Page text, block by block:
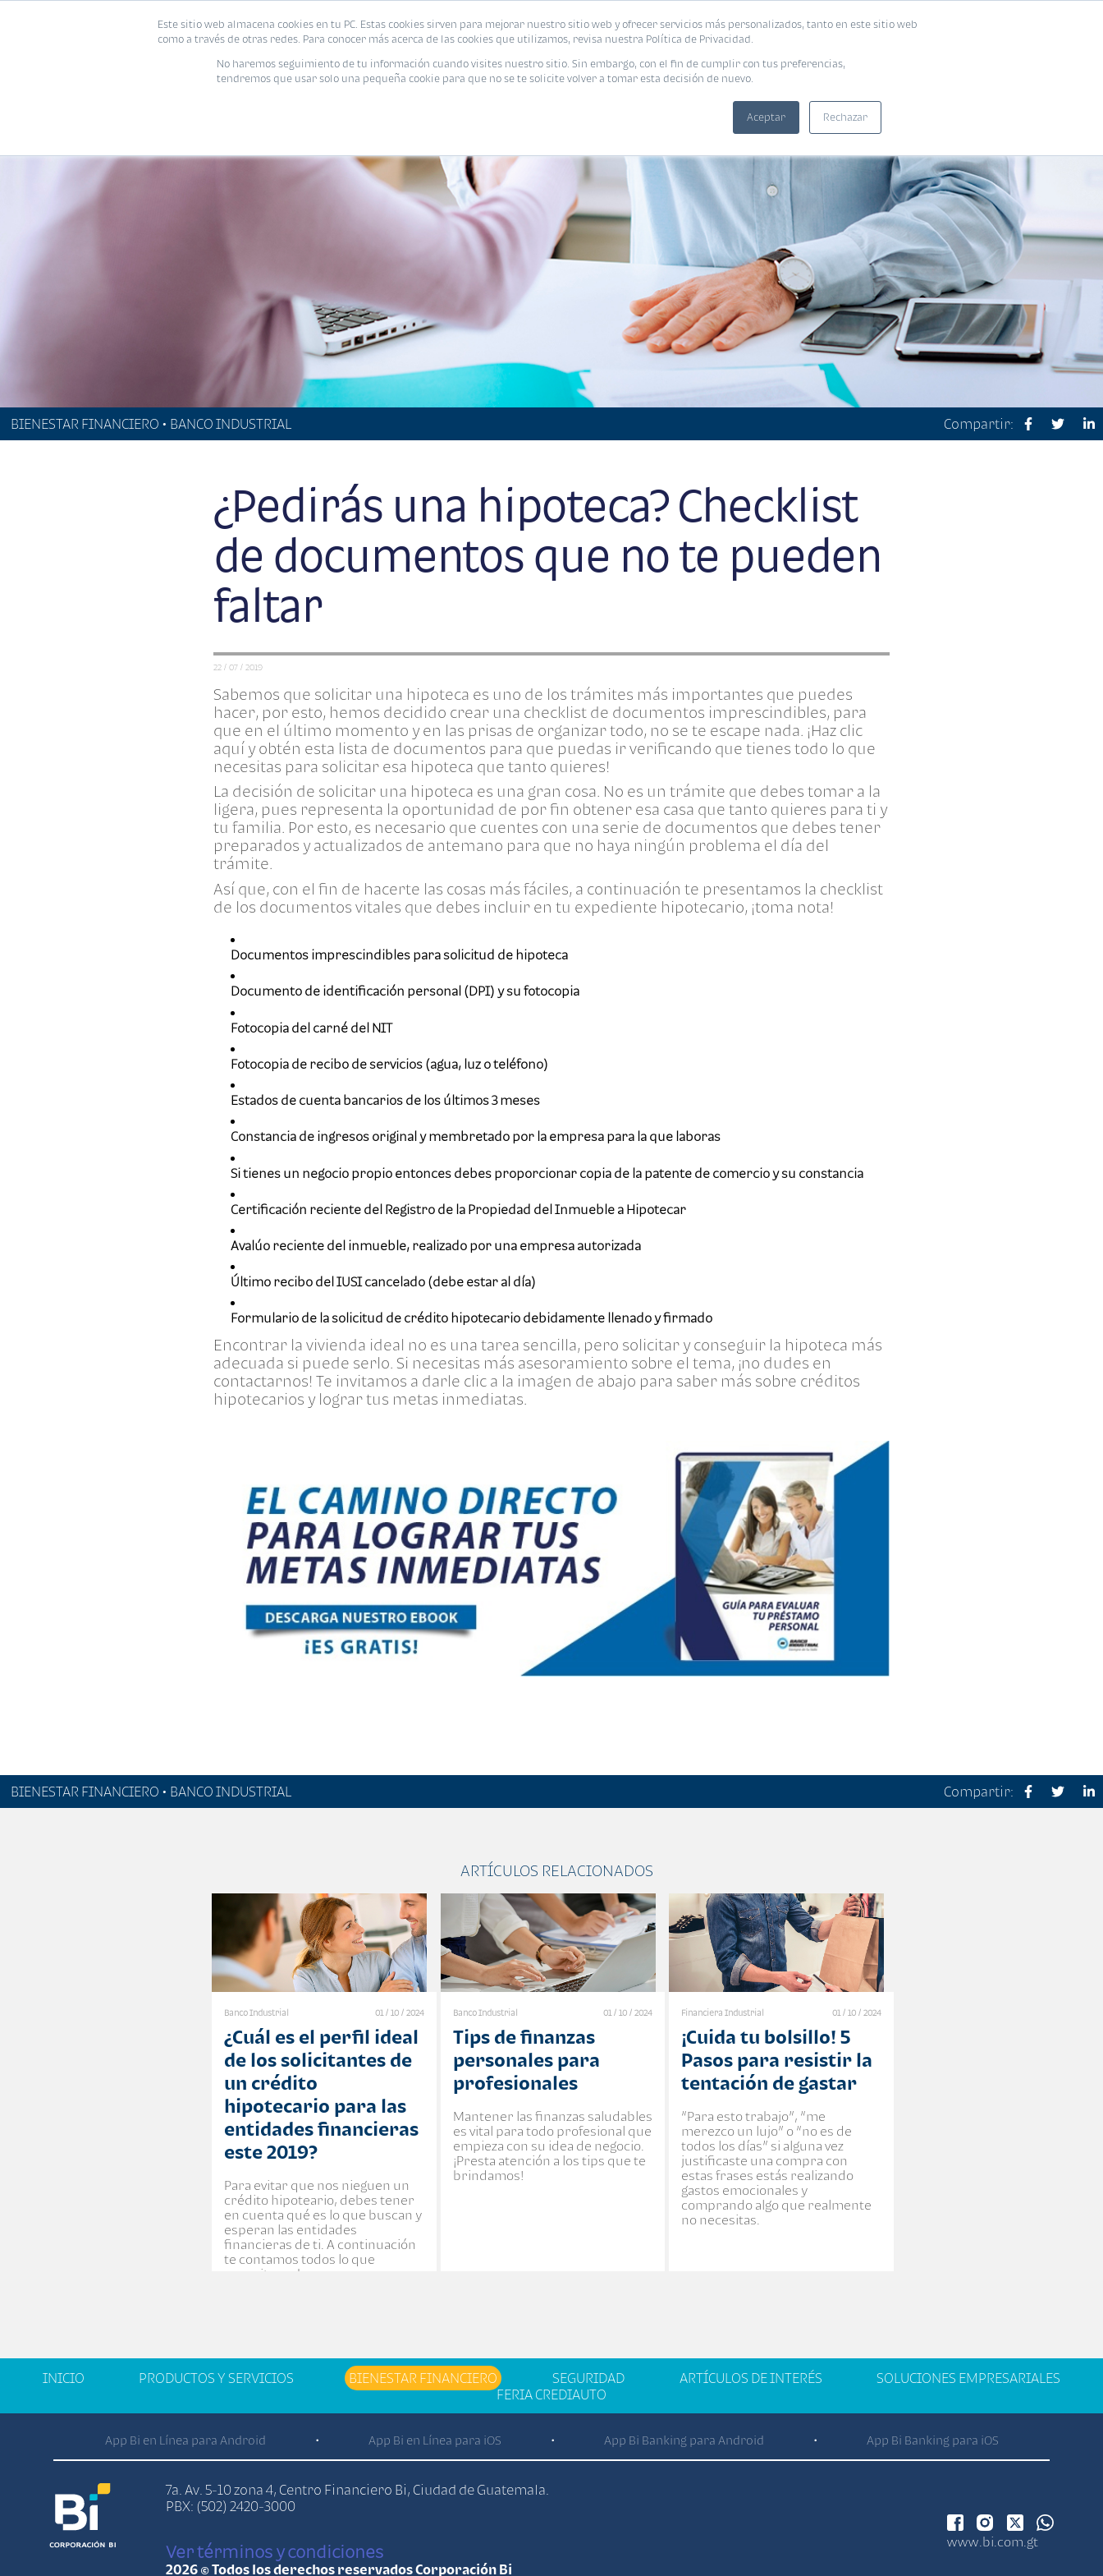
Este sitio web almacena cookies en tu PC. Estas cookies sirven para mejorar nuestro sitio web y ofrecer servicios más personalizados, tanto en este sitio web
como a través de otras redes. Para conocer más acerca de las cookies que utilizamos, revisa nuestra Política de Privacidad.
No haremos seguimiento de tu información cuando visites nuestro sitio. Sin embargo, con el fin de cumplir con tus preferencias,
tendremos que usar solo una pequeña cookie para que no se te solicite volver a tomar esta decisión de nuevo.
Aceptar Rechazar
PROMOCIONES CALCULADORAS EBOOKS
BIENESTAR FINANCIERO • BANCO INDUSTRIAL Compartir:
¿Pedirás una hipoteca? Checklist
de documentos que no te pueden
faltar
22 / 07 / 2019
Sabemos que solicitar una hipoteca es uno de los trámites más importantes que puedes
hacer, por esto, hemos decidido crear una checklist de documentos imprescindibles, para
que en el último momento y en las prisas de organizar todo, no se te escape nada. ¡Haz clic
aquí y obtén esta lista de documentos para que puedas ir verificando que tienes todo lo que
necesitas para solicitar esa hipoteca que tanto quieres!
La decisión de solicitar una hipoteca es una gran cosa. No es un trámite que debes tomar a la
ligera, pues representa la oportunidad de por fin obtener esa casa que tanto quieres para ti y
tu familia. Por esto, es necesario que cuentes con una serie de documentos que debes tener
preparados y actualizados de antemano para que no haya ningún problema el día del
trámite.
Así que, con el fin de hacerte las cosas más fáciles, a continuación te presentamos la checklist
de los documentos vitales que debes incluir en tu expediente hipotecario, ¡toma nota!
Documentos imprescindibles para solicitud de hipoteca
Documento de identificación personal (DPI) y su fotocopia
Fotocopia del carné del NIT
Fotocopia de recibo de servicios (agua, luz o teléfono)
Estados de cuenta bancarios de los últimos 3 meses
Constancia de ingresos original y membretado por la empresa para la que laboras
Si tienes un negocio propio entonces debes proporcionar copia de la patente de comercio y su constancia
Certificación reciente del Registro de la Propiedad del Inmueble a Hipotecar
Avalúo reciente del inmueble, realizado por una empresa autorizada
Último recibo del IUSI cancelado (debe estar al día)
Formulario de la solicitud de crédito hipotecario debidamente llenado y firmado
Encontrar la vivienda ideal no es una tarea sencilla, pero solicitar y conseguir la hipoteca más
adecuada si puede serlo. Si necesitas más asesoramiento sobre el tema, ¡no dudes en
contactarnos! Te invitamos a darle clic a la imagen de abajo para saber más sobre créditos
hipotecarios y lograr tus metas inmediatas.
BIENESTAR FINANCIERO • BANCO INDUSTRIAL Compartir:
ARTÍCULOS RELACIONADOS
Banco Industrial 01 / 10 / 2024
¿Cuál es el perfil ideal
de los solicitantes de
un crédito
hipotecario para las
entidades financieras
este 2019?
Para evitar que nos nieguen un
crédito hipoteario, debes tener
en cuenta qué es lo que buscan y
esperan las entidades
financieras de ti. A continuación
te contamos todos lo que
necesitas saber.
Banco Industrial 01 / 10 / 2024
Tips de finanzas
personales para
profesionales
Mantener las finanzas saludables
es vital para todo profesional que
empieza con su idea de negocio.
¡Presta atención a los tips que te
brindamos!
Financiera Industrial 01 / 10 / 2024
¡Cuida tu bolsillo! 5
Pasos para resistir la
tentación de gastar
“Para esto trabajo”, “me
merezco un lujo” o “no es de
todos los días” si alguna vez
justificaste una compra con
estas frases estás realizando
gastos emocionales y
comprando algo que realmente
no necesitas.
INICIO PRODUCTOS Y SERVICIOS BIENESTAR FINANCIERO SEGURIDAD ARTÍCULOS DE INTERÉS
SOLUCIONES EMPRESARIALES
FERIA CREDIAUTO
App Bi en Línea para Android • App Bi en Línea para iOS • App Bi Banking para Android • App Bi Banking para iOS
7a. Av. 5-10 zona 4, Centro Financiero Bi, Ciudad de Guatemala.
PBX: (502) 2420-3000
Ver términos y condiciones
2026 © Todos los derechos reservados Corporación Bi
www.bi.com.gt